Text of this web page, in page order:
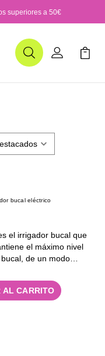
superiores a 50€
BuscarMi Cuenta
Mi
bucal eléctrico
el irrigador bucal que
el máximo nivel
de un modo…
AL CARRITO